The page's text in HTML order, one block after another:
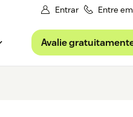
Entrar Entre
Avalie